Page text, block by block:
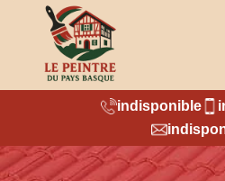
indisponible